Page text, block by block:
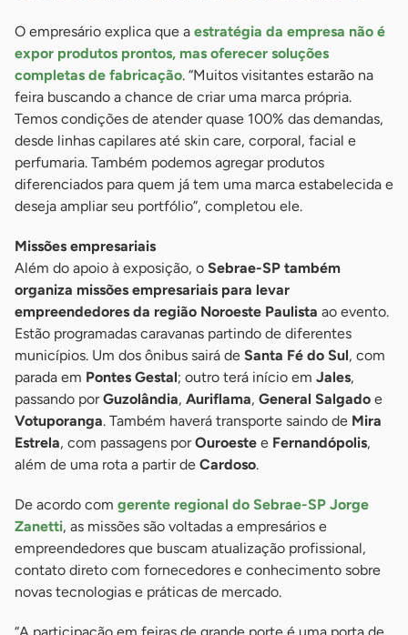
O empresário explica que a estratégia da empresa não é
expor produtos prontos, mas oferecer soluções
completas de fabricação. “Muitos visitantes estarão na
feira buscando a chance de criar uma marca própria.
Temos condições de atender quase 100% das demandas,
desde linhas capilares até skin care, corporal, facial e
perfumaria. Também podemos agregar produtos
diferenciados para quem já tem uma marca estabelecida e
deseja ampliar seu portfólio”, completou ele.
Missões empresariais
Além do apoio à exposição, o Sebrae-SP também
organiza missões empresariais para levar
empreendedores da região Noroeste Paulista ao evento.
Estão programadas caravanas partindo de diferentes
municípios. Um dos ônibus sairá de Santa Fé do Sul, com
parada em Pontes Gestal; outro terá início em Jales,
passando porGuzolândia, Auriflama, General Salgado e
Votuporanga. Também haverá transporte saindo de Mira
Estrela, com passagens porOuroeste e Fernandópolis,
além de uma rota a partir de Cardoso.
De acordo com gerente regional do Sebrae-SP Jorge
Zanetti, as missões são voltadas a empresários e
empreendedores que buscam atualização profissional,
contato direto com fornecedores e conhecimento sobre
novas tecnologias e práticas de mercado.